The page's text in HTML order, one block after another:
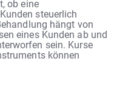
ob eine
steuerlich
hängt von
eines Kunden ab und
sein. Kurse
können